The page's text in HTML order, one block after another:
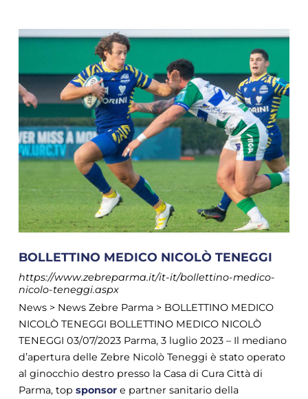
BOLLETTINO MEDICO NICOLÒ TENEGGI
https://www.zebreparma.it/it-it/bollettino-medico-
nicolo-teneggi.aspx
News > News Zebre Parma > BOLLETTINO MEDICO
NICOLÒ TENEGGI BOLLETTINO MEDICO NICOLÒ
TENEGGI 03/07/2023 Parma, 3 luglio 2023 – Il mediano
d’apertura delle Zebre Nicolò Teneggi è stato operato
al ginocchio destro presso la Casa di Cura Città di
Parma, top sponsore partner sanitario della